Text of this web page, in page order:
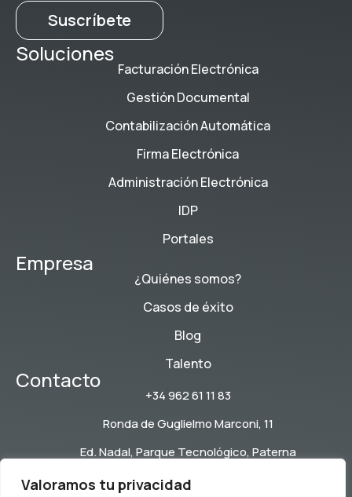
Valoramos tu privacidad
Suscríbete
Soluciones
Facturación Electrónica
Gestión Documental
Contabilización Automática
Firma Electrónica
Administración Electrónica
IDP
Portales
Empresa
¿Quiénes somos?
Casos de éxito
Blog
Talento
Contacto
+34 962 61 11 83
Ronda de Guglielmo Marconi, 11
Ed. Nadal, Parque Tecnológico, Paterna
Política de Calidad, Medioambiental y Seguridad de la